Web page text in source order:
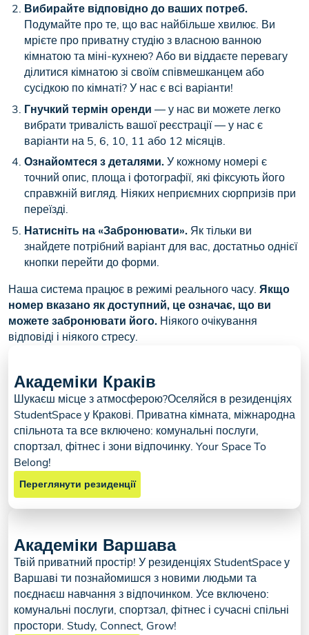
Вибирайте відповідно до ваших потреб.
Подумайте про те, що вас найбільше хвилює. Ви
мрієте про приватну студію з власною ванною
кімнатою та міні-кухнею? Або ви віддаєте перевагу
ділитися кімнатою зі своїм співмешканцем або
сусідкою по кімнаті? У нас є всі варіанти!
Гнучкий термін оренди — у нас ви можете легко
вибрати тривалість вашої реєстрації — у нас є
варіанти на 5, 6, 10, 11 або 12 місяців.
Ознайомтеся з деталями.У кожному номері є
точний опис, площа і фотографії, які фіксують його
справжній вигляд. Ніяких неприємних сюрпризів при
переїзді.
Натисніть на «Забронювати». Як тільки ви
знайдете потрібний варіант для вас, достатньо однієї
кнопки перейти до форми.
Наша система працює в режимі реального часу. Якщо
номер вказано як доступний, це означає, що ви
можете забронювати його.Ніякого очікування
відповіді і ніякого стресу.
Академіки Краків
Шукаєш місце з атмосферою?Оселяйся в резиденціях
StudentSpace у Кракові. Приватна кімната, міжнародна
спільнота та все включено: комунальні послуги,
спортзал, фітнес і зони відпочинку. Your Space To
Belong!
Переглянути резиденції
Академіки Варшава
Твій приватний простір! У резиденціях StudentSpace у
Варшаві ти познайомишся з новими людьми та
поєднаєш навчання з відпочинком. Усе включено:
комунальні послуги, спортзал, фітнес і сучасні спільні
простори. Study, Connect, Grow!